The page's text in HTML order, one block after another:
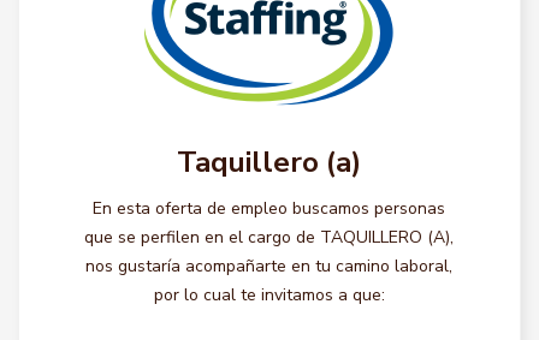
Taquillero (a)
En esta oferta de empleo buscamos personas
que se perfilen en el cargo de TAQUILLERO (A),
nos gustaría acompañarte en tu camino laboral,
por lo cual te invitamos a que: